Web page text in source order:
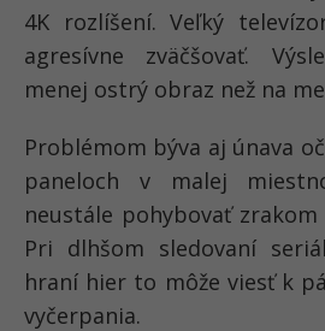
4K rozlíšení. Veľký
agresívne zväčšovať.
menej ostrý obraz než na
Problémom býva aj únava
paneloch v malej
neustále pohybovať
Pri dlhšom sledovaní
hraní hier to môže viesť k
vyčerpania.